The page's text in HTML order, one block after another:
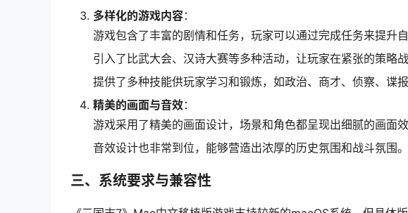
多样化的游戏内容：
游戏包含了丰富的剧情和任务，玩家可以通过完成任务来提升自
引入了比武大会、汉诗大赛等多种活动，让玩家在紧张的策略
提供了多种技能供玩家学习和锻炼，如政治、商才、侦察、谍
精美的画面与音效：
游戏采用了精美的画面设计，场景和角色都呈现出细腻的画面效
音效设计也非常到位，能够营造出浓厚的历史氛围和战斗氛围。
三、系统要求与兼容性